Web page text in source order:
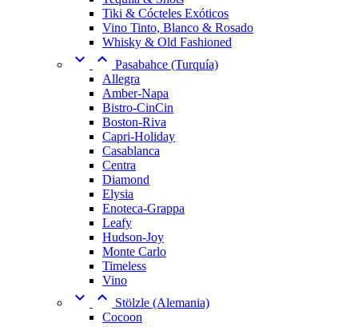
Tiki & Cócteles Exóticos
Vino Tinto, Blanco & Rosado
Whisky & Old Fashioned
  Pasabahce (Turquía)
Allegra
Amber-Napa
Bistro-CinCin
Boston-Riva
Capri-Holiday
Casablanca
Centra
Diamond
Elysia
Enoteca-Grappa
Leafy
Hudson-Joy
Monte Carlo
Timeless
Vino
 
Stölzle (Alemania)
Cocoon